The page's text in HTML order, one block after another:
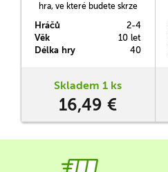
hra, ve které budete skrze
nezmapovaných krajinách,
abyste objevili pět
starověkých ruin.
Hráčů
2-4
Věk
10 let
Délka hry
40
Skladem 1 ks
16,49 €